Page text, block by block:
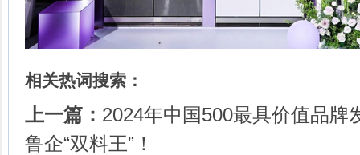
相关热词搜索：
上一篇： 2024年中国500最具价值品牌
鲁企“双料王”！